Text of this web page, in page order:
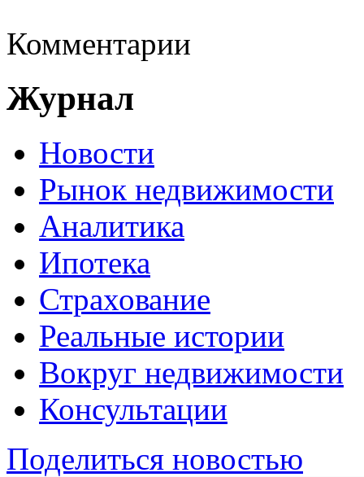
Комментарии
Журнал
Новости
Рынок недвижимости
Аналитика
Ипотека
Страхование
Реальные истории
Вокруг недвижимости
Консультации
Поделиться новостью